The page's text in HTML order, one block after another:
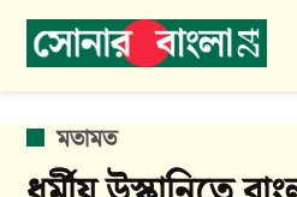
Skip
POSTED
IN
মতামত